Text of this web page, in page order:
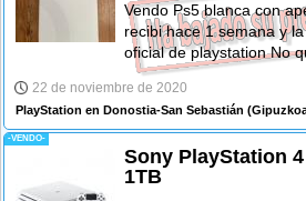
Vendo Ps5 blanca con
recibi hace 1 semana y
oficial de playstation No
22 de noviembre de 2020
PlayStation en Donostia-San Sebastián
-VENDO-
Sony PlayStation
1TB